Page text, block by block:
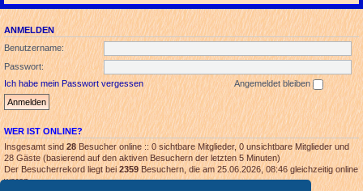
ANMELDEN
Benutzername:
Passwort:
Ich habe mein Passwort vergessen
Angemeldet bleiben
WER IST ONLINE?
Insgesamt sind28Besucher online :: 0 sichtbare Mitglieder, 0 unsichtbare Mitglieder und
28 Gäste (basierend auf den aktiven Besuchern der letzten 5 Minuten)
Der Besucherrekord liegt bei2359Besuchern, die am 25.06.2026, 08:46 gleichzeitig online
waren.